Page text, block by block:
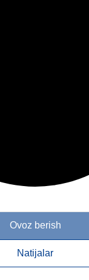
Ovoz berish
Natijalar